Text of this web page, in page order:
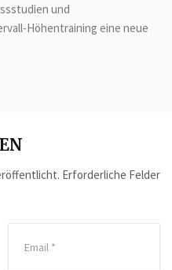
und
Höhentraining eine neue
Erforderliche Felder